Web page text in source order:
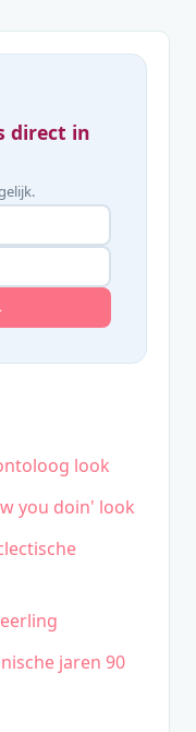
direct in
look
you doin' look
jaren 90